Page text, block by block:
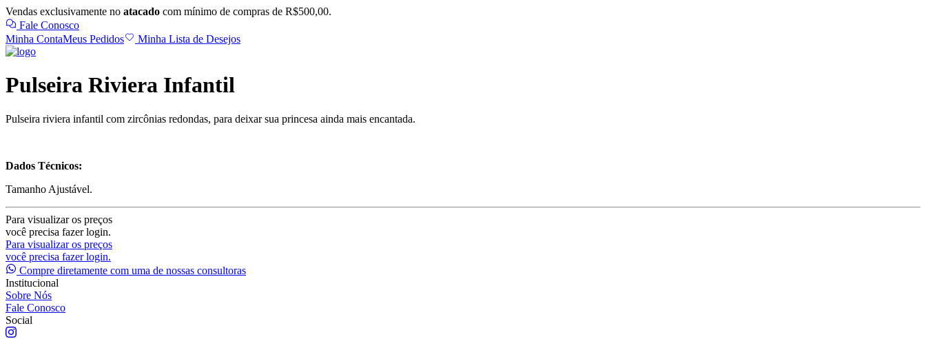
Vendas exclusivamente no atacado com mínimo de compras de R$500,00.
Fale Conosco
Minha ContaMeus Pedidos Minha Lista de Desejos
Pulseira Riviera Infantil
Pulseira riviera infantil com zircônias redondas, para deixar sua princesa ainda mais encantada.
Dados Técnicos:
Tamanho Ajustável.
Para visualizar os preços
você precisa fazer login.
Para visualizar os preços
você precisa fazer login.
Compre diretamente com uma de nossas consultoras
Institucional
Sobre Nós
Fale Conosco
Social